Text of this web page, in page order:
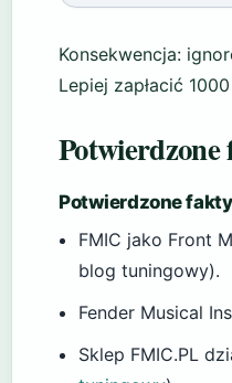
Konsekwencja:
Lepiej zapłacić
Potwierdzone
Potwierdzone fakty
FMIC jako Front
blog tuningowy).
Fender Musical
Sklep FMIC.PL